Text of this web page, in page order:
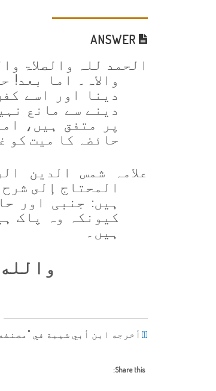
الحمد للہ والصلاۃ
والاہ۔ اما بعد!
دینا اور اسے
دینے سے مانع
پر متفق ہیں،
حائضہ کا میت کو
علامہ شمس الدين
المحتاج إلى شرح المنهاج"
ہیں: جنبی اور
کیونکہ وہ پاک
ہیں۔
[1] أخرجه ابن أبي شيبة في "مصنفه" (2/ 454، ط. مكتبة
Share this: